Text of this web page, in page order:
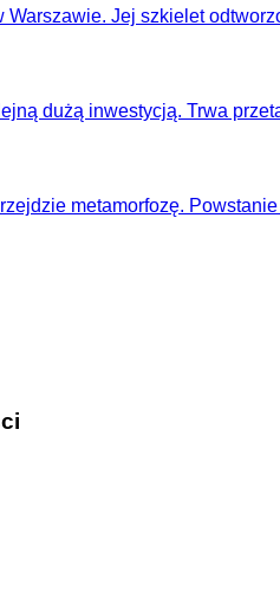
Warszawie. Jej szkielet
dużą inwestycją. Trwa
metamorfozę.